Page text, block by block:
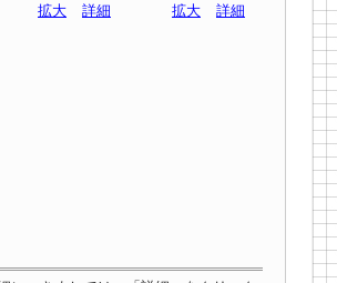
拡大 詳細 拡大 詳細